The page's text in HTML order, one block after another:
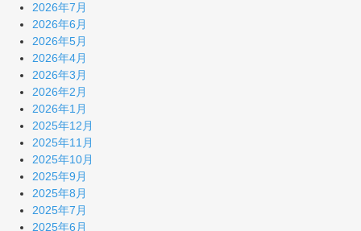
2026年7月
2026年6月
2026年5月
2026年4月
2026年3月
2026年2月
2026年1月
2025年12月
2025年11月
2025年10月
2025年9月
2025年8月
2025年7月
2025年6月